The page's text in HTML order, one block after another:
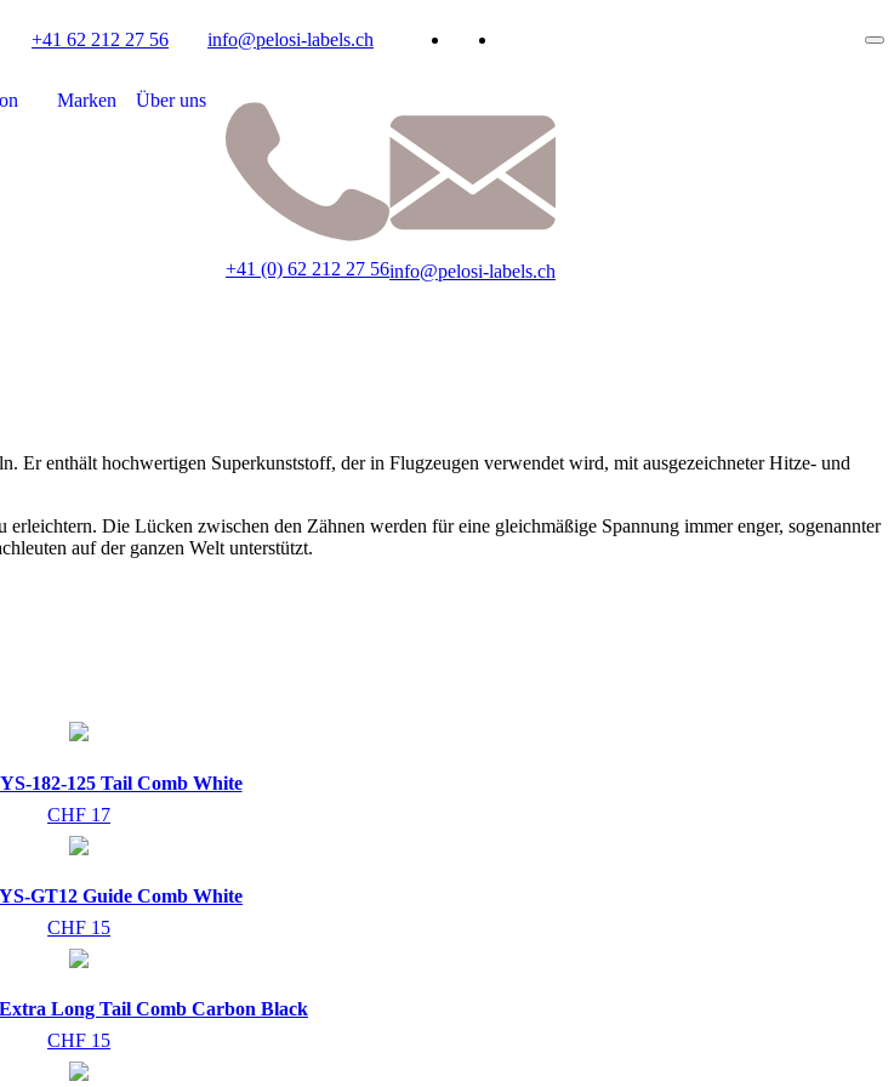
+41 62 212 27 56 info@pelosi-labels.ch
Marken Über uns
+41 (0) 62 212 27 56info@pelosi-labels.ch
enthält hochwertigen Superkunststoff, der in Flugzeugen verwendet wird, mit ausgezeichneter Hitze- und
Die Lücken zwischen den Zähnen werden für eine gleichmäßige Spannung immer enger, sogenannter
auf der ganzen Welt unterstützt.
182-125 Tail Comb White
CHF 17
GT12 Guide Comb White
CHF 15
Long Tail Comb Carbon Black
CHF 15